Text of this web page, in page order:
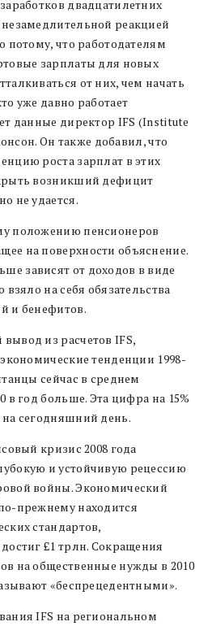
двадцатилетних
реакцией
потому, что работодателям
зарплаты для новых
от них, чем начать
уже давно работает
данные директор IFS (Institute
Он также добавил, что
роста зарплат в этих
возникший дефицит
не удается.
положению пенсионеров
на поверхности объяснение.
зависят от доходов в виде
взяло на себя обязательства
и бенефитов.
из расчетов IFS,
тенденции 1998-
сейчас в среднем
в год больше. Эта цифра на 15%
сегодняшний день.
кризис 2008 года
и устойчивую рецессию
войны. Экономический
прежнему находится
стандартов,
£1 трлн. Сокращения
на общественные нужды в 2010
«беспрецедентными».
IFS на региональном